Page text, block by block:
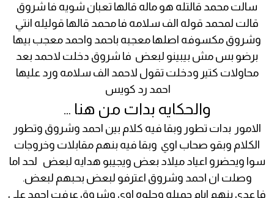
سالت محمد قالتله هو ماله قالها تعبان شويه فا شروق
قالت لمحمد قوله الف سلامه فا محمد قالها قوليله انتي
وشروق مكسوفه اصلها معجبه باحمد واحمد معجب بيها
برضو بس مش بيبينو لبعض فا شروق دخلت لاحمد بعد
محاولات كتير ودخلت تقول لاحمد الف سلامه ورد عليها
احمد رد كويس
والحكايه بدات من هنا …
الامور بدات تطور وبقا فيه كلام بين احمد وشروق وتطور
الكلام وبقو صحاب اوي وبقا فيه بنهم مقابلات وخروجات
سوا ويحضرو اعياد ميلاد بعض ويجيبو هدايه لبعض لحد اما
وصلت ان احمد وشروق اعترفو لبعض بحبهم لبعض.
فا عدي بنهم ايام جميله وحلوه اوي وشروق عرفت احمد علي